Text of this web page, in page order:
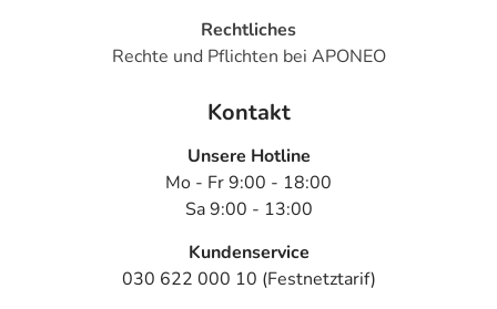
Rechtliches
Rechte und Pflichten bei APONEO
Kontakt
Unsere Hotline
Mo - Fr 9:00 - 18:00
Sa 9:00 - 13:00
Kundenservice
030 622 000 10 (Festnetztarif)